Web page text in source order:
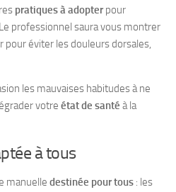
pratiques à adopterpour
professionnel saura vous montrer
pour éviter les douleurs dorsales,
les mauvaises habitudes à ne
votre état de santé à la
à tous
manuelle destinée pour tous : les